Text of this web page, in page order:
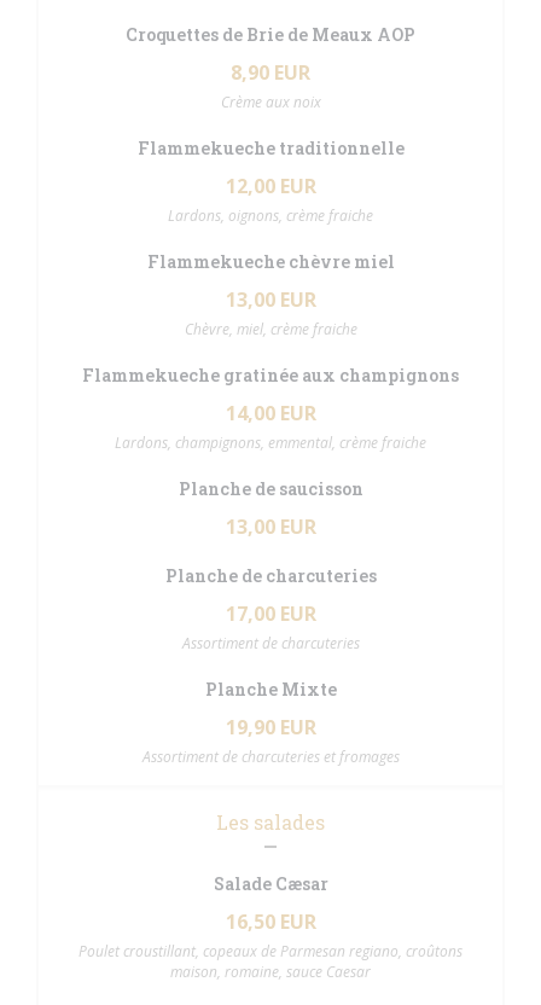
Croquettes de Brie de Meaux AOP
8,90 EUR
Crème aux noix
Flammekueche traditionnelle
12,00 EUR
Lardons, oignons, crème fraiche
Flammekueche chèvre miel
13,00 EUR
Chèvre, miel, crème fraiche
Flammekueche gratinée aux champignons
14,00 EUR
Lardons, champignons, emmental, crème fraiche
Planche de saucisson
13,00 EUR
Planche de charcuteries
17,00 EUR
Assortiment de charcuteries
Planche Mixte
19,90 EUR
Assortiment de charcuteries et fromages
Les salades
Salade Cæsar
16,50 EUR
Poulet croustillant, copeaux de Parmesan regiano, croûtons
maison, romaine, sauce Caesar